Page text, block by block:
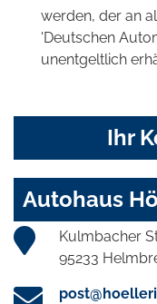
werden, der an
'Deutschen
unentgeltlich
Ihr
Autohaus
Kulmbacher
95233